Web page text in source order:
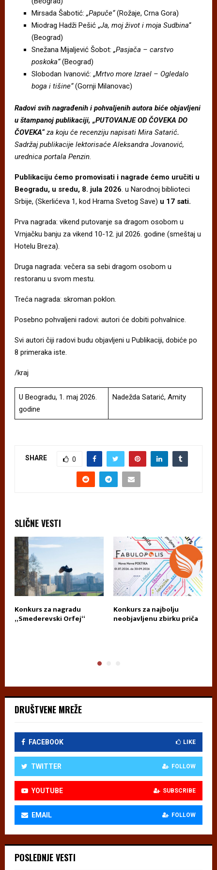
Mirsada Šabotić: „Papuče“(Rožaje, Crna Gora)
Miodrag Hadži Pešić „Ja, moj život i moja Sudbina“
(Beograd)
Snežana Mijaljević Šobot: „Pasjača – carstvo
poskoka“(Beograd)
Slobodan Ivanović: „Mrtvo more Izrael – Ogledalo
boga i tišine“(Gornji Milanovac)
Radovi svih nagrađenih i pohvaljenih autora biće objavljeni
u štampanoj publikaciji, „PUTOVANJE OD ČOVEKA DO
ČOVEKA“za koju će recenziju napisati Mira Satarić.
Sadržaj publikacije lektorisaće Aleksandra Jovanović,
urednica portala Penzin.
Publikaciju ćemo promovisati i nagrade ćemo uručiti u
Beogradu, u sredu, 8. jula 2026 . u Narodnoj biblioteci
Srbije, (Skerlićeva 1, kod Hrama Svetog Save) u 17 sati.
Prva nagrada: vikend putovanje sa dragom osobom u
Vrnjačku banju za vikend 10-12. jul 2026. godine (smeštaj u
Hotelu Breza).
Druga nagrada: večera sa sebi dragom osobom u
restoranu u svom mestu.
Treća nagrada: skroman poklon.
Posebno pohvaljeni radovi: autori će dobiti pohvalnice.
Svi autori čiji radovi budu objavljeni u Publikaciji, dobiće po
8 primeraka iste.
/kraj
U Beogradu, 1. maj 2026.
godine
Nadežda Satarić, Amity
SHARE 0
SLIČNE VESTI
Konkurs za nagradu
„Smederevski Orfej“
Konkurs za najbolju
neobjavljenu zbirku priča
DRUŠTVENE MREŽE
FACEBOOK LIKE
TWITTER FOLLOW
YOUTUBE SUBSCRIBE
EMAIL FOLLOW
POSLEDNJE VESTI